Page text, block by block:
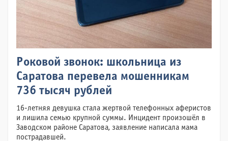
Роковой звонок: школьница из
Саратова перевела мошенникам
736 тысяч рублей
16-летняя девушка стала жертвой телефонных аферистов
и лишила семью крупной суммы. Инцидент произошёл в
Заводском районе Саратова, заявление написала мама
пострадавшей.